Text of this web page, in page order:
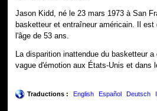
Jason Kidd, né le 23 mars 1973 à San
basketteur et entraîneur américain. Il est
l'âge de 53 ans.
La disparition inattendue du basketteur
vague d'émotion aux États-Unis et dans
Traductions : English Español Deutsch